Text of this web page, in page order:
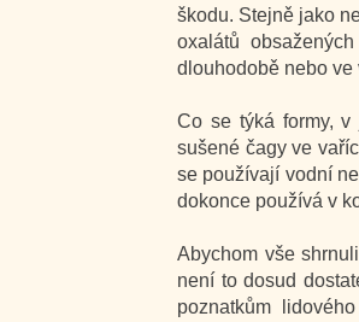
škodu. Stejně jako
oxalátů
dlouhodobě nebo ve
Co se týká formy, v
sušené čagy ve
se používají vodní
dokonce používá v
Abychom vše
není to dosud
poznatkům